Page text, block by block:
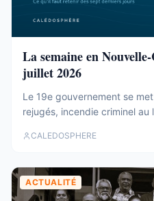
La semaine en
juillet 2026
Le 19e gouvernement se
rejugés, incendie criminel au
CALEDOSPHERE
ACTUALITÉ